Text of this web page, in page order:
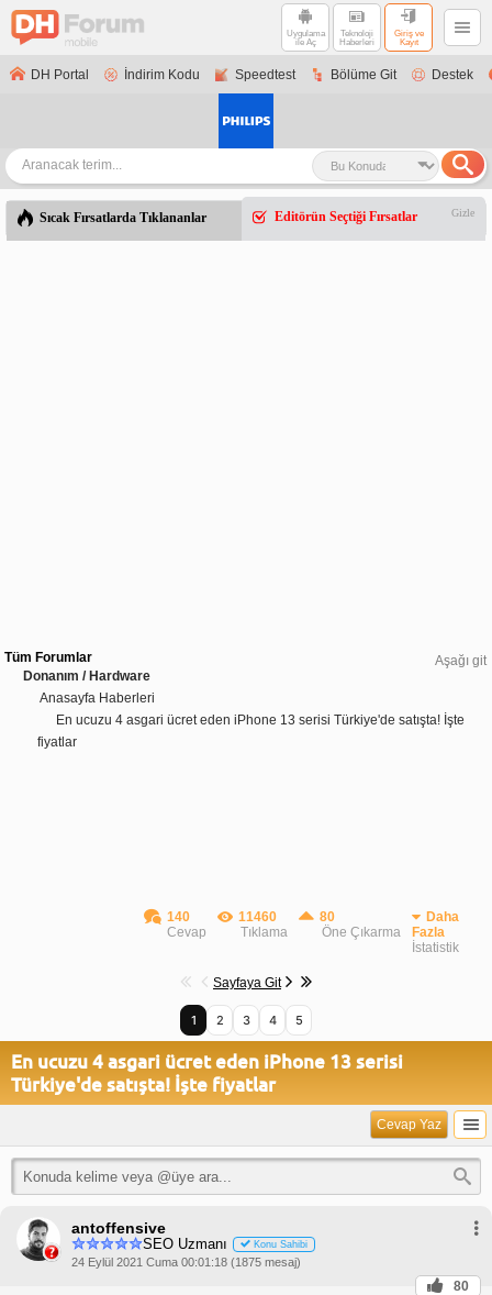
Uygulama
ile Aç
Teknoloji
Haberleri
Giriş ve
Kayıt
DH Portal İndirim Kodu Speedtest Bölüme Git Destek
Sıcak Fırsatlarda Tıklananlar Editörün Seçtiği Fırsatlar Gizle
Aşağı git
Tüm Forumlar
Donanım / Hardware
Anasayfa Haberleri
En ucuzu 4 asgari ücret eden iPhone 13 serisi Türkiye'de satışta! İşte
fiyatlar
140
Cevap
11460
Tıklama
80
Öne Çıkarma
Daha
Fazla
İstatistik
Sayfaya Git
1 2 3 4 5
En ucuzu 4 asgari ücret eden iPhone 13 serisi
Türkiye'de satışta! İşte fiyatlar
Cevap Yaz
antoffensive
SEO Uzmanı Konu Sahibi
24 Eylül 2021 Cuma 00:01:18 (1875 mesaj)
80